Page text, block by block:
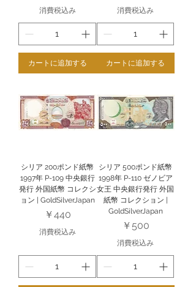
消費税込み
カートに追加する
消費税込み
カートに追加する
シリア 200ポンド紙幣
1997年 P-109 中央銀行
発行 外国紙幣 コレクシ
ョン | GoldSilverJapan
価格
￥440
消費税込み
シリア 500ポンド紙幣
1998年 P-110 ゼノビア
女王 中央銀行発行 外国
紙幣 コレクション |
GoldSilverJapan
価格
￥500
消費税込み